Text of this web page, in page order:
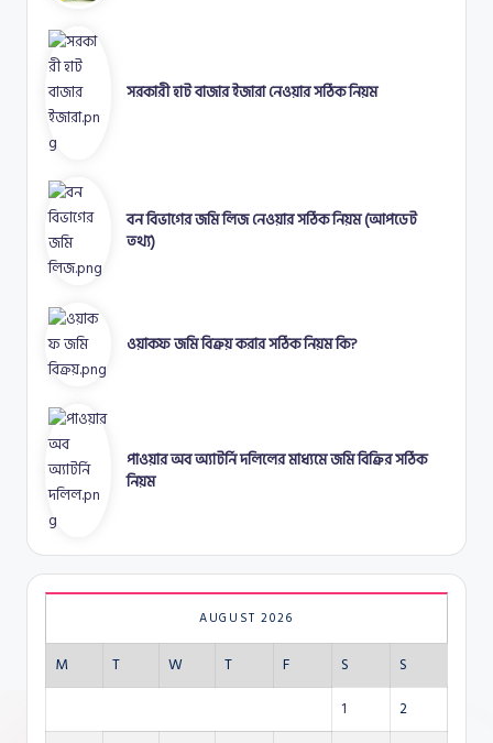
সরকারী হাট বাজার ইজারা নেওয়ার সঠিক নিয়ম
বন বিভাগের জমি লিজ নেওয়ার সঠিক নিয়ম (আপডেট
তথ্য)
ওয়াকফ জমি বিক্রয় করার সঠিক নিয়ম কি?
পাওয়ার অব অ্যাটর্নি দলিলের মাধ্যমে জমি বিক্রির সঠিক
নিয়ম
AUGUST 2026
M T W T F S
S
1
2